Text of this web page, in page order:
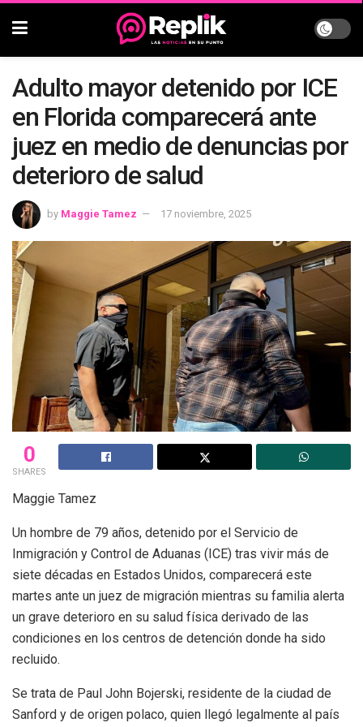
Adulto mayor detenido por ICE
en Florida comparecerá ante
juez en medio de denuncias por
deterioro de salud
by Maggie Tamez 17 noviembre, 2025
0
SHARES
Maggie Tamez
Un hombre de 79 años, detenido por el Servicio de
Inmigración y Control de Aduanas (ICE) tras vivir más de
siete décadas en Estados Unidos, comparecerá este
martes ante un juez de migración mientras su familia alerta
un grave deterioro en su salud física derivado de las
condiciones en los centros de detención donde ha sido
recluido.
Se trata de Paul John Bojerski, residente de la ciudad de
Sanford y de origen polaco, quien llegó legalmente al país